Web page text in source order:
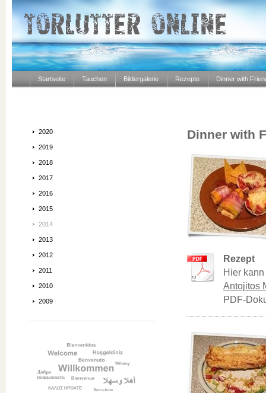
Startseite Tauchen Bildergalerie Rezepte Dinner with
2020
2019
2018
2017
2016
2015
2014
2013
2012
2011
2010
2009
Dinner with
Rezept
Hier
Antojitos
PDF-